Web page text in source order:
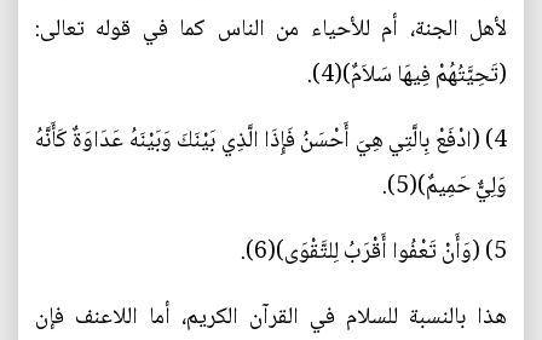
لأهل الجنة، أم للأحياء من الناس كما في قوله تعالى:
(تَحِيَّتُهُمْ فِيهَا سَلاَمٌ)(4).
4) (ادْفَعْ بِالَّتِي هِيَ أَحْسَنُ فَإِذَا الَّذِي بَيْنَكَ وَبَيْنَهُ عَدَاوَةٌ كَأَنَّهُ
وَلِيٌّ حَمِيمٌ)(5).
5) (وَأَنْ تَعْفُوا أَقْرَبُ لِلتَّقْوَى)(6).
هذا بالنسبة للسلام في القرآن الكريم، أما اللاعنف فإن